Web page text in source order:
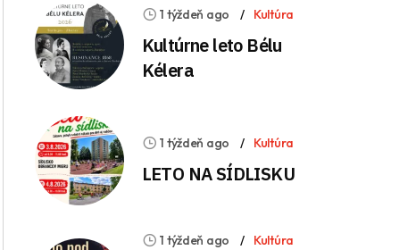
1 týždeň ago Kultúra
Kultúrne leto Bélu
Kélera
1 týždeň ago Kultúra
LETO NA SÍDLISKU
1 týždeň ago Kultúra